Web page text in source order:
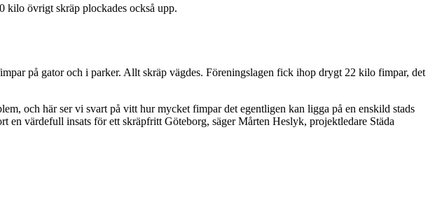
kilo övrigt skräp plockades också upp.
på gator och i parker. Allt skräp vägdes. Föreningslagen fick ihop drygt 22 kilo fimpar, det
och här ser vi svart på vitt hur mycket fimpar det egentligen kan ligga på en enskild stads
en värdefull insats för ett skräpfritt Göteborg, säger Mårten Heslyk, projektledare Städa